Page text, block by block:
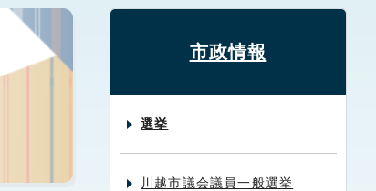
市政情報
選挙
川越市議会議員一般選挙